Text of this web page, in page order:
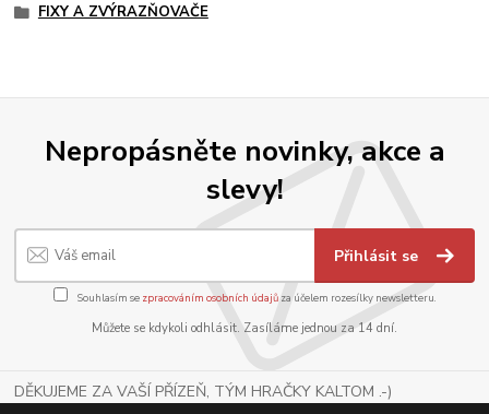
FIXY A ZVÝRAZŇOVAČE
Nepropásněte novinky, akce a
slevy!
Přihlásit se
Souhlasím se zpracováním osobních údajůza účelem rozesílky newsletteru.
Můžete se kdykoli odhlásit. Zasíláme jednou za 14 dní.
DĚKUJEME ZA VAŠÍ PŘÍZEŇ, TÝM HRAČKY KALTOM .-)